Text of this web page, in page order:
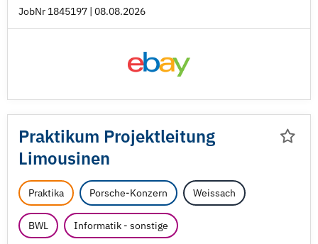
JobNr 1845197 | 08.08.2026
Praktikum Projektleitung
Limousinen
Praktika Porsche-Konzern Weissach
BWL Informatik - sonstige